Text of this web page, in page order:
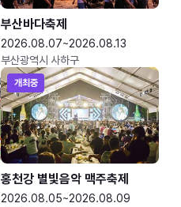
부산바다축제
2026.08.07~2026.08.13
부산광역시 사하구
개최중
홍천강 별빛음악 맥주축제
2026.08.05~2026.08.09